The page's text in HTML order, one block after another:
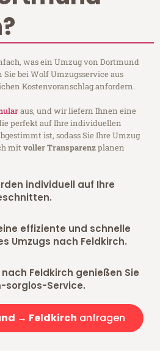
was ein Umzug von Dortmund
bei Wolf Umzugsservice aus
Kostenvoranschlag anfordern.
aus, und wir liefern Ihnen eine
perfekt auf Ihre individuellen
ist, sodass Sie Ihre Umzug
mitvoller Transparenzplanen
individuell auf Ihre
effiziente und schnelle
Umzugs nach Feldkirch.
nach Feldkirch genießen Sie
sorglos-Service.
→ Feldkirch anfragen